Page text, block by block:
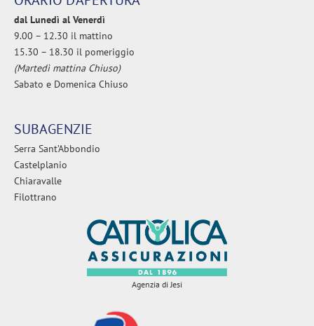
dal Lunedì al Venerdì
9.00 – 12.30 il mattino
15.30 – 18.30 il pomeriggio
(Martedì mattina Chiuso)
Sabato e Domenica Chiuso
SUBAGENZIE
Serra Sant’Abbondio
Castelplanio
Chiaravalle
Filottrano
Agenzia di Jesi